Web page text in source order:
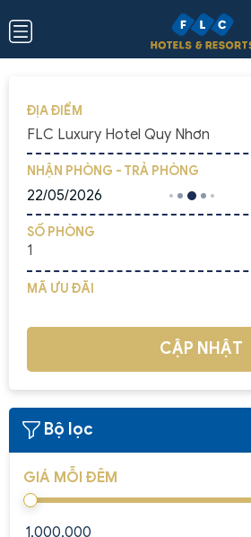
ĐỊA ĐIỂM
FLC Luxury Hotel Quy Nhơn
NHẬN PHÒNG - TRẢ PHÒNG
22/05/2026
SỐ PHÒNG
MÃ ƯU ĐÃI
CẬP NHẬT
Bộ lọc
GIÁ MỖI ĐÊM